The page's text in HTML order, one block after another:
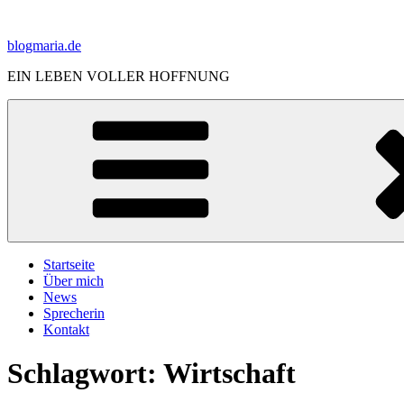
springen
blogmaria.de
EIN LEBEN VOLLER HOFFNUNG
Startseite
Über mich
News
Sprecherin
Kontakt
Schlagwort: Wirtschaft